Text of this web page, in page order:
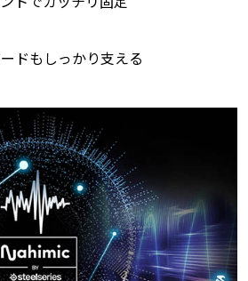
ドもしっかり支える